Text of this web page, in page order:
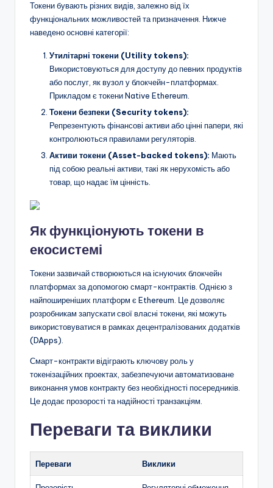
Токени бувають різних видів, залежно від їх
функціональних можливостей та призначення. Нижче
наведено основні категорії:
Утилітарні токени (Utility tokens):
Використовуються для доступу до певних продуктів
або послуг, як вузол у блокчейн-платформах.
Прикладом є токени Native Ethereum.
Токени безпеки (Security tokens):
Репрезентують фінансові активи або цінні папери, які
контролюються правилами регуляторів.
Активи токени (Asset-backed tokens): Мають
під собою реальні активи, такі як нерухомість або
товар, що надає їм цінність.
Як функціонують токени в
екосистемі
Токени зазвичай створюються на існуючих блокчейн
платформах за допомогою смарт-контрактів. Однією з
найпоширеніших платформ є Ethereum. Це дозволяє
розробникам запускати свої власні токени, які можуть
використовуватися в рамках децентралізованих додатків
(DApps).
Смарт-контракти відіграють ключову роль у
токенізаційних проектах, забезпечуючи автоматизоване
виконання умов контракту без необхідності посередників.
Це додає прозорості та надійності транзакціям.
Переваги та виклики
Переваги Виклики